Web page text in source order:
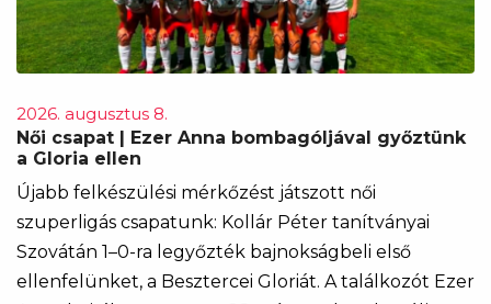
2026. augusztus 8.
Női csapat | Ezer Anna bombagóljával győztünk
a Gloria ellen
Újabb felkészülési mérkőzést játszott női
szuperligás csapatunk: Kollár Péter tanítványai
Szovátán 1–0-ra legyőzték bajnokságbeli első
ellenfelünket, a Besztercei Gloriát. A találkozót Ezer